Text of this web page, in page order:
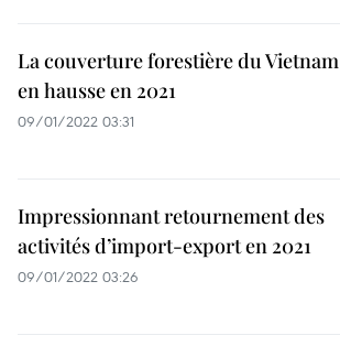
La couverture forestière du Vietnam
en hausse en 2021
09/01/2022 03:31
Impressionnant retournement des
activités d’import-export en 2021
09/01/2022 03:26